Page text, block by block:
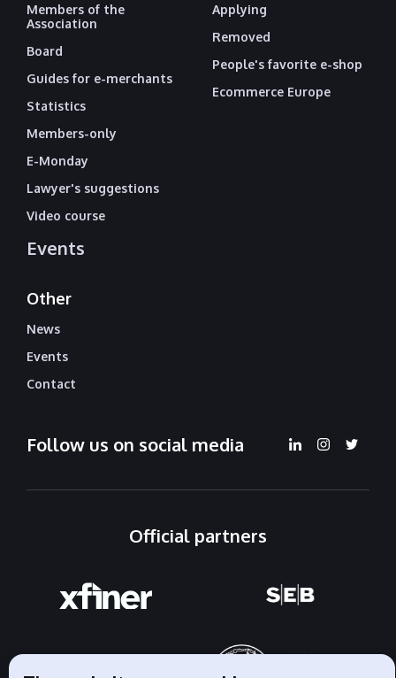
Members of the
Association
Board
Guides for e-merchants
Statistics
Members-only
E-Monday
Lawyer's suggestions
Video course
Events
Applying
Removed
People's favorite e-shop
Ecommerce Europe
Other
News
Events
Contact
Follow us on social media
Official partners